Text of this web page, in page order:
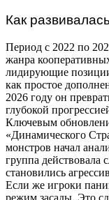
Как
Период с 2022 по
жанра
лидирующие
как простое
2026 году он
глубокой
Ключевым
«Динамического
монстров начал
группа
становились
Если же игроки